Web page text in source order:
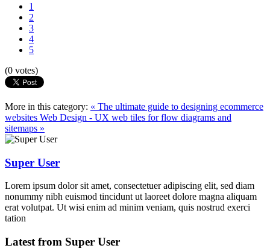
1
2
3
4
5
(0 votes)
More in this category: « The ultimate guide to designing ecommerce
websites Web Design - UX web tiles for flow diagrams and
sitemaps »
Super User
Lorem ipsum dolor sit amet, consectetuer adipiscing elit, sed diam
nonummy nibh euismod tincidunt ut laoreet dolore magna aliquam
erat volutpat. Ut wisi enim ad minim veniam, quis nostrud exerci
tation
Latest from Super User